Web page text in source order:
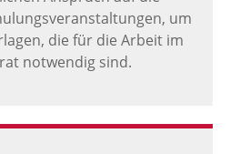
um
die für die Arbeit im
notwendig sind.